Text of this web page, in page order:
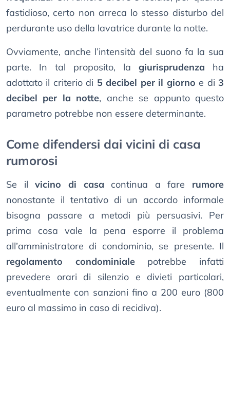
fastidioso, certo non arreca lo stesso disturbo del
perdurante uso della lavatrice durante la notte.
Ovviamente, anche l’intensità del suono fa la sua
parte. In tal proposito, la giurisprudenza ha
adottato il criterio di 5 decibel per il giorno e di3
decibel per la notte, anche se appunto questo
parametro potrebbe non essere determinante.
Come difendersi dai vicini di casa
rumorosi
Se ilvicino di casa continua a fare rumore
nonostante il tentativo di un accordo informale
bisogna passare a metodi più persuasivi. Per
prima cosa vale la pena esporre il problema
all’amministratore di condominio, se presente. Il
regolamento condominialepotrebbe infatti
prevedere orari di silenzio e divieti particolari,
eventualmente con sanzioni fino a 200 euro (800
euro al massimo in caso di recidiva).